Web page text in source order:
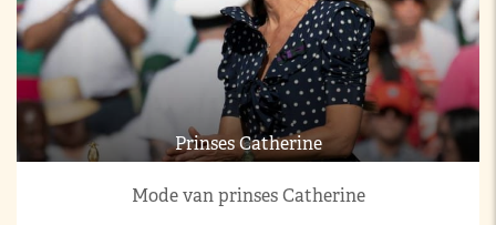
Prinses Catherine
Mode van prinses Catherine